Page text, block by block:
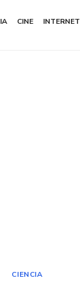
CINE INTERNET
CIENCIA